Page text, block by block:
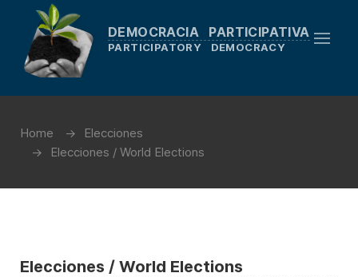
DEMOCRACIA PARTICIPATIVA
PARTICIPATORY DEMOCRACY
Home
Elecciones
Elecciones / World Elections
Elecciones / World Elections